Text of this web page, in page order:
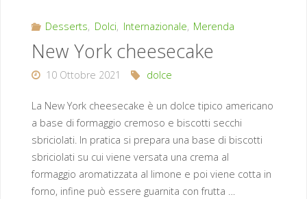
Desserts, Dolci, Internazionale, Merenda
New York cheesecake
10 Ottobre 2021 dolce
La New York cheesecake è un dolce tipico americano
a base di formaggio cremoso e biscotti secchi
sbriciolati. In pratica si prepara una base di biscotti
sbriciolati su cui viene versata una crema al
formaggio aromatizzata al limone e poi viene cotta in
forno, infine può essere guarnita con frutta …